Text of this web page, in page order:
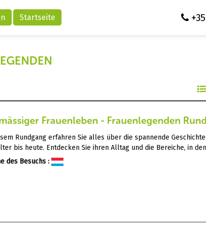
Startseite
Frauenleben - Frauenlegenden
Rundgang erfahren Sie alles über die spannende
bis heute. Entdecken Sie ihren Alltag und die Bereiche, in
des Besuchs :